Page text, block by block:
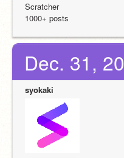
Scratcher
1000+ posts
Dec. 31,
syokaki